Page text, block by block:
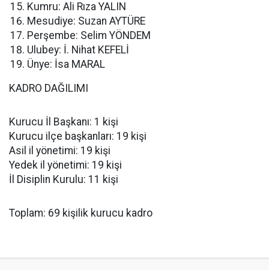
Kumru: Ali Rıza YALIN
Mesudiye: Suzan AYTÜRE
Perşembe: Selim YÖNDEM
Ulubey: İ. Nihat KEFELİ
Ünye: İsa MARAL
KADRO DAĞILIMI
Kurucu İl Başkanı: 1 kişi
Kurucu ilçe başkanları: 19 kişi
Asil il yönetimi: 19 kişi
Yedek il yönetimi: 19 kişi
İl Disiplin Kurulu: 11 kişi
Toplam: 69 kişilik kurucu kadro